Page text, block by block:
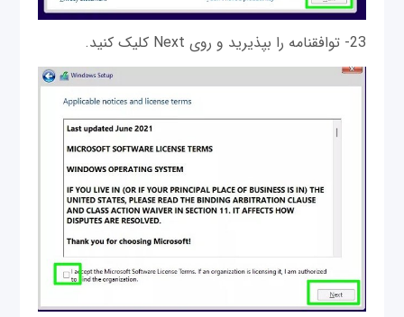
23- توافقنامه را بپذیرید و روی Next کلیک کنید.